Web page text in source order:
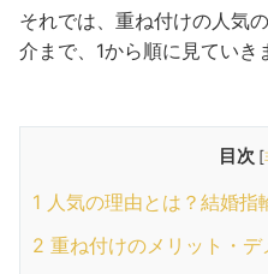
それでは、重ね付けの人気
介まで、1から順に見ていき
目次 [
1 人気の理由とは？結婚指
2 重ね付けのメリット・デ